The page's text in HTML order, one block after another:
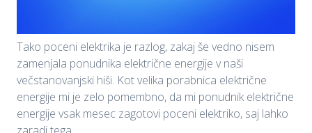
Tako poceni elektrika je razlog, zakaj še vedno nisem
zamenjala ponudnika električne energije v naši
večstanovanjski hiši. Kot velika porabnica električne
energije mi je zelo pomembno, da mi ponudnik električne
energije vsak mesec zagotovi poceni elektriko, saj lahko